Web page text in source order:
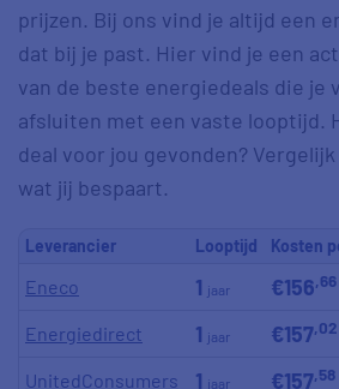
prijzen. Bij ons vind je altijd een
dat bij je past. Hier vind je een
van de beste energiedeals die je
afsluiten met een vaste looptijd.
deal voor jou gevonden?
wat jij bespaart.
Leverancier Looptijd Kosten
Eneco 1 jaar €156,66
Energiedirect 1 jaar €157,02
UnitedConsumers 1 jaar €157,58